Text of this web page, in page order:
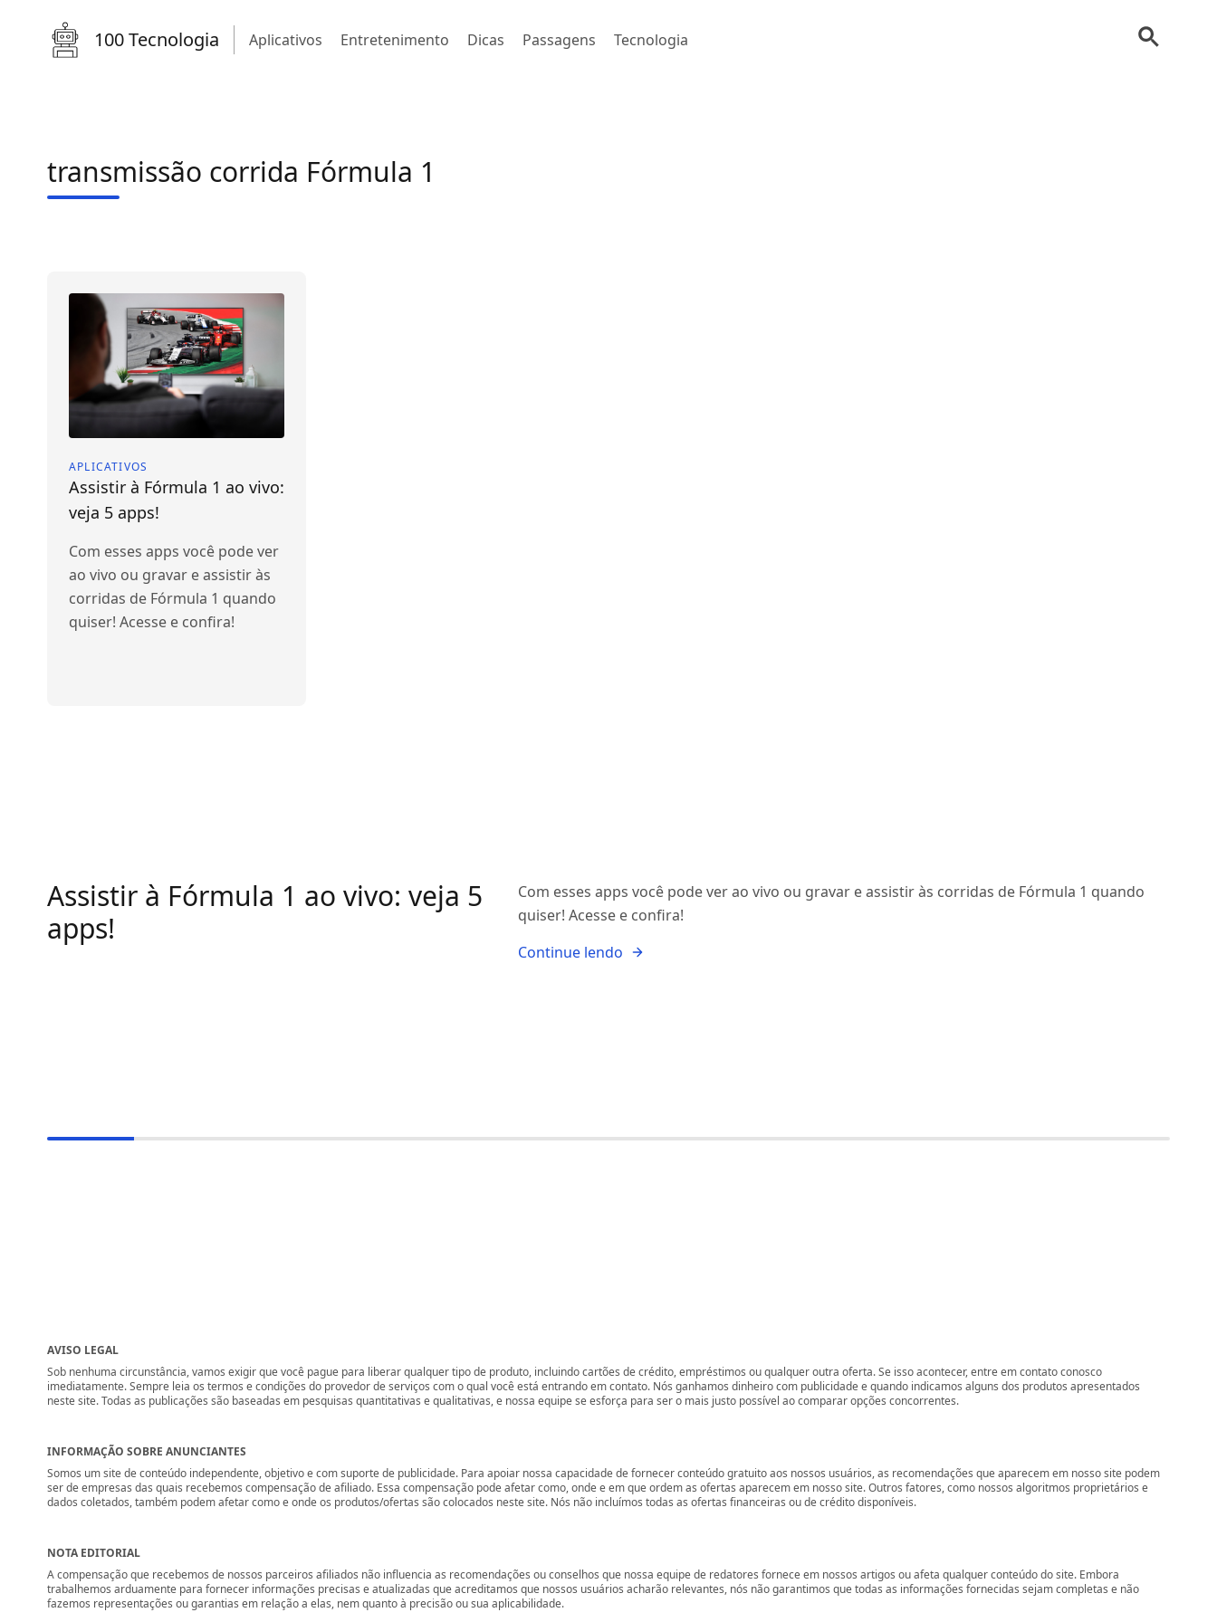
100 Tecnologia Aplicativos Entretenimento Dicas Passagens Tecnologia
transmissão corrida Fórmula 1
APLICATIVOS
Assistir à Fórmula 1 ao vivo:
veja 5 apps!
Com esses apps você pode ver
ao vivo ou gravar e assistir às
corridas de Fórmula 1 quando
quiser! Acesse e confira!
Assistir à Fórmula 1 ao vivo: veja 5
apps!
Com esses apps você pode ver ao vivo ou gravar e assistir às corridas de Fórmula 1 quando
quiser! Acesse e confira!
Continue lendo
AVISO LEGAL
Sob nenhuma circunstância, vamos exigir que você pague para liberar qualquer tipo de produto, incluindo cartões de crédito, empréstimos ou qualquer outra oferta. Se isso acontecer, entre em contato conosco
imediatamente. Sempre leia os termos e condições do provedor de serviços com o qual você está entrando em contato. Nós ganhamos dinheiro com publicidade e quando indicamos alguns dos produtos apresentados
neste site. Todas as publicações são baseadas em pesquisas quantitativas e qualitativas, e nossa equipe se esforça para ser o mais justo possível ao comparar opções concorrentes.
INFORMAÇÃO SOBRE ANUNCIANTES
Somos um site de conteúdo independente, objetivo e com suporte de publicidade. Para apoiar nossa capacidade de fornecer conteúdo gratuito aos nossos usuários, as recomendações que aparecem em nosso site podem
ser de empresas das quais recebemos compensação de afiliado. Essa compensação pode afetar como, onde e em que ordem as ofertas aparecem em nosso site. Outros fatores, como nossos algoritmos proprietários e
dados coletados, também podem afetar como e onde os produtos/ofertas são colocados neste site. Nós não incluímos todas as ofertas financeiras ou de crédito disponíveis.
NOTA EDITORIAL
A compensação que recebemos de nossos parceiros afiliados não influencia as recomendações ou conselhos que nossa equipe de redatores fornece em nossos artigos ou afeta qualquer conteúdo do site. Embora
trabalhemos arduamente para fornecer informações precisas e atualizadas que acreditamos que nossos usuários acharão relevantes, nós não garantimos que todas as informações fornecidas sejam completas e não
fazemos representações ou garantias em relação a elas, nem quanto à precisão ou sua aplicabilidade.